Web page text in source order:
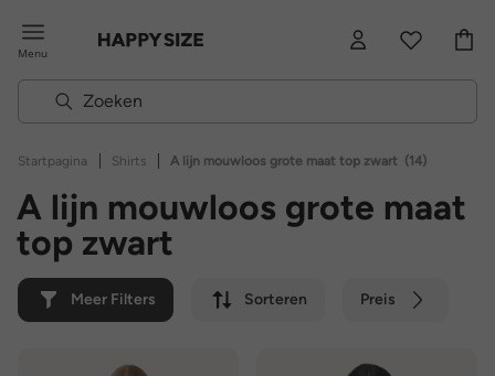
Menu
Startpagina | Shirts | A lijn mouwloos grote maat top zwart (14)
A lijn mouwloos grote maat
top zwart
Meer Filters Sorteren Preis